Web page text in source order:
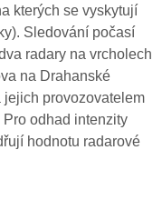
kterých se vyskytují
Sledování počasí
radary na vrcholech
na Drahanské
jejich provozovatelem
odhad intenzity
hodnotu radarové